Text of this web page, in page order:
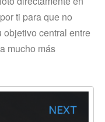
ti para que no
central entre
mucho más